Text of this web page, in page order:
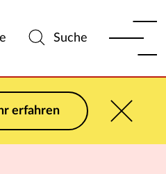
Suche
erfahren